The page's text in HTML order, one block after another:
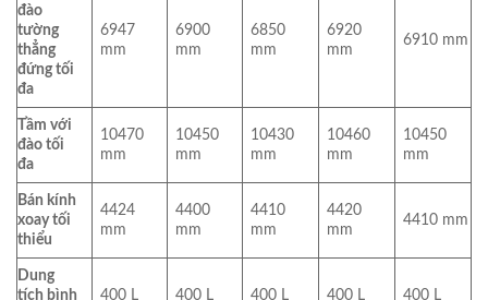
đào
tường
thẳng
đứng tối
đa
6947
mm
6900
mm
6850
mm
6920
mm
6910 mm
Tầm với
đào tối
đa
10470
mm
10450
mm
10430
mm
10460
mm
10450
mm
Bán kính
xoay tối
thiểu
4424
mm
4400
mm
4410
mm
4420
mm
4410 mm
Dung
tích bình
400 L 400 L 400 L 400 L 400 L